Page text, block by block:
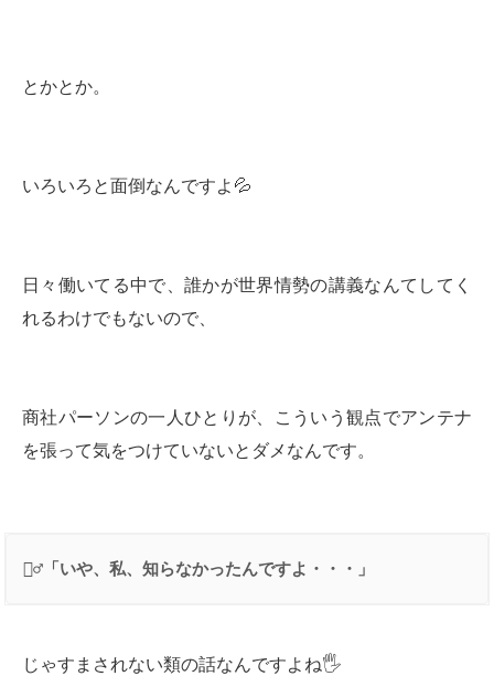
とかとか。
いろいろと面倒なんですよ💦
日々働いてる中で、誰かが世界情勢の講義なんてしてく
れるわけでもないので、
商社パーソンの一人ひとりが、こういう観点でアンテナ
を張って気をつけていないとダメなんです。
👱‍♂️ 「いや、私、知らなかったんですよ・・・」
じゃすまされない類の話なんですよね🖐